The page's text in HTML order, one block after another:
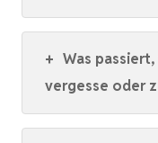
+ Was passiert,
vergesse oder